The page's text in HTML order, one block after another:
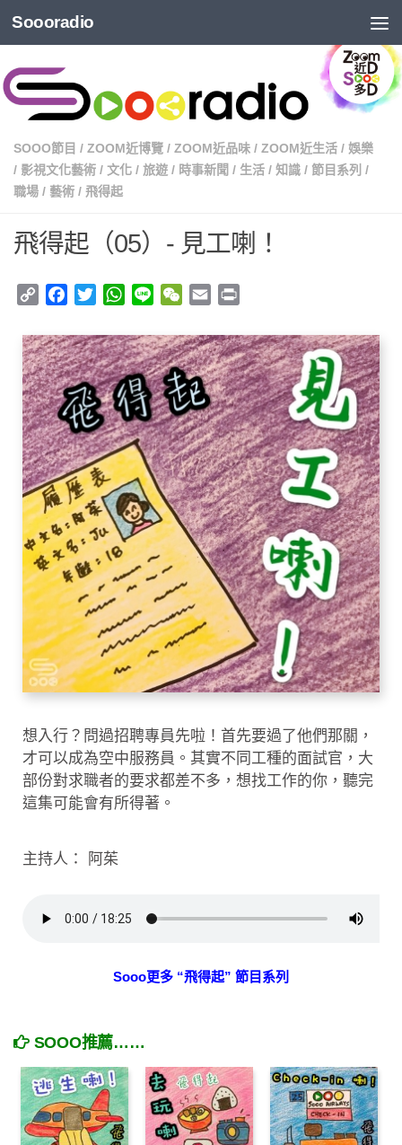
Soooradio
SOOO節目 / ZOOM近博覽 / ZOOM近品味 / ZOOM近生活 / 娛樂
/ 影視文化藝術 / 文化 / 旅遊 / 時事新聞 / 生活 / 知識 / 節目系列 /
職場 / 藝術 / 飛得起
飛得起（05）- 見工喇！
Copy
Facebook
TwitterWhatsApp
Line WeChat
Email
想入行？問過招聘專員先啦！首先要過了他們那關，
才可以成為空中服務員。其實不同工種的面試官，大
部份對求職者的要求都差不多，想找工作的你，聽完
這集可能會有所得著。
主持人： 阿茱
Sooo更多 “飛得起” 節目系列
SOOO推薦……